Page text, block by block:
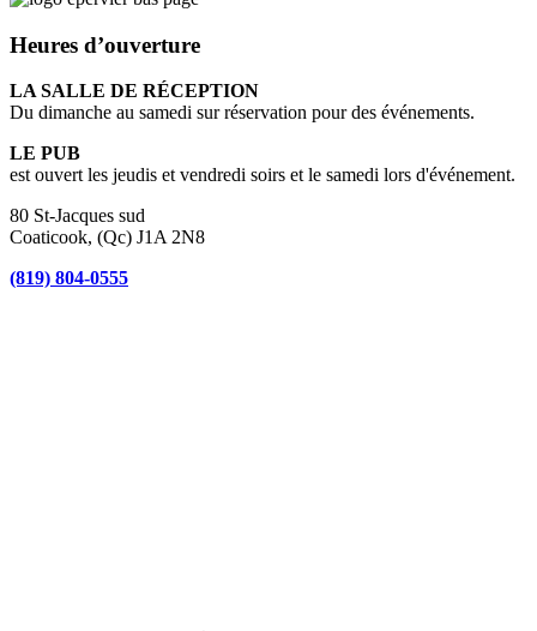
Heures d’ouverture
LA SALLE DE RÉCEPTION
Du dimanche au samedi sur réservation pour des événements.
LE PUB
est ouvert les jeudis et vendredi soirs et le samedi lors d'événement.
80 St-Jacques sud
Coaticook, (Qc) J1A 2N8
(819) 804-0555